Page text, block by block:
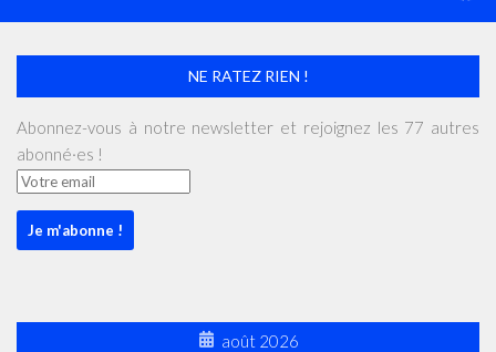
NE RATEZ RIEN !
Abonnez-vous à notre newsletter et rejoignez les 77 autres
abonné·es !
août 2026